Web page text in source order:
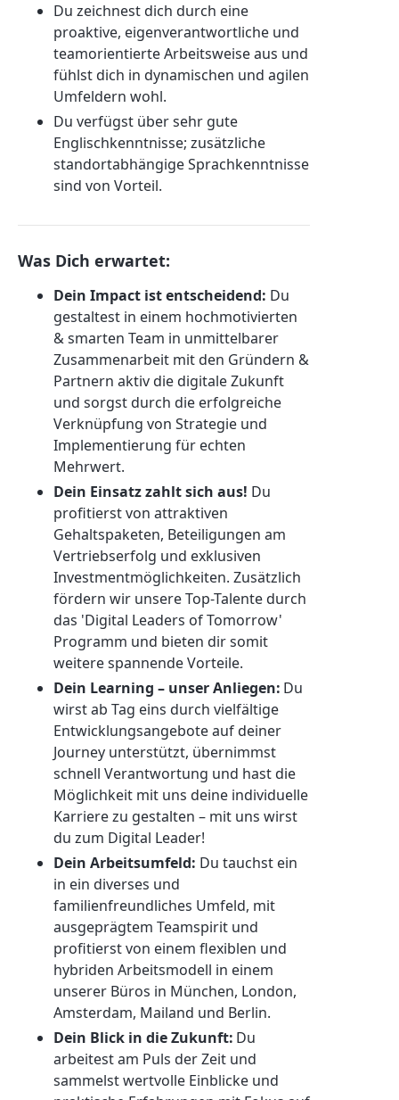
Du zeichnest dich durch eine
proaktive, eigenverantwortliche und
teamorientierte Arbeitsweise aus und
fühlst dich in dynamischen und agilen
Umfeldern wohl.
Du verfügst über sehr gute
Englischkenntnisse; zusätzliche
standortabhängige Sprachkenntnisse
sind von Vorteil.
Was Dich erwartet:
Dein Impact ist entscheidend: Du
gestaltest in einem hochmotivierten
& smarten Team in unmittelbarer
Zusammenarbeit mit den Gründern &
Partnern aktiv die digitale Zukunft
und sorgst durch die erfolgreiche
Verknüpfung von Strategie und
Implementierung für echten
Mehrwert.
Dein Einsatz zahlt sich aus! Du
profitierst von attraktiven
Gehaltspaketen, Beteiligungen am
Vertriebserfolg und exklusiven
Investmentmöglichkeiten. Zusätzlich
fördern wir unsere Top-Talente durch
das 'Digital Leaders of Tomorrow'
Programm und bieten dir somit
weitere spannende Vorteile.
Dein Learning – unser Anliegen: Du
wirst ab Tag eins durch vielfältige
Entwicklungsangebote auf deiner
Journey unterstützt, übernimmst
schnell Verantwortung und hast die
Möglichkeit mit uns deine individuelle
Karriere zu gestalten – mit uns wirst
du zum Digital Leader!
Dein Arbeitsumfeld: Du tauchst ein
in ein diverses und
familienfreundliches Umfeld, mit
ausgeprägtem Teamspirit und
profitierst von einem flexiblen und
hybriden Arbeitsmodell in einem
unserer Büros in München, London,
Amsterdam, Mailand und Berlin.
Dein Blick in die Zukunft: Du
arbeitest am Puls der Zeit und
sammelst wertvolle Einblicke und